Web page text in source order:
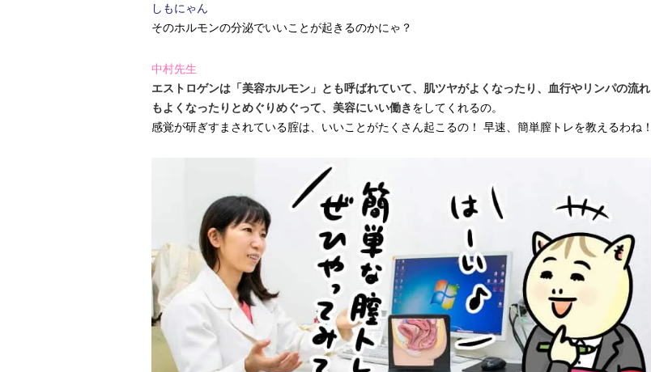
しもにゃん
そのホルモンの分泌でいいことが起きるのかにゃ？
中村先生
エストロゲンは「美容ホルモン」とも呼ばれていて、肌ツヤがよくなったり、血行やリンパの流れ
もよくなったりとめぐりめぐって、美容にいい働きをしてくれるの。
感覚が研ぎすまされている腟は、いいことがたくさん起こるの！ 早速、簡単膣トレを教えるわね！